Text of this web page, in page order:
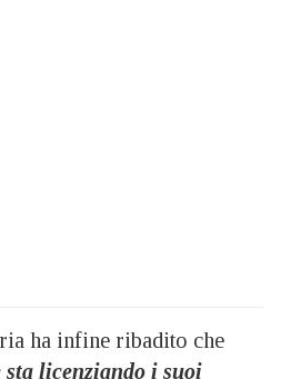
ha infine ribadito che
licenziando i suoi